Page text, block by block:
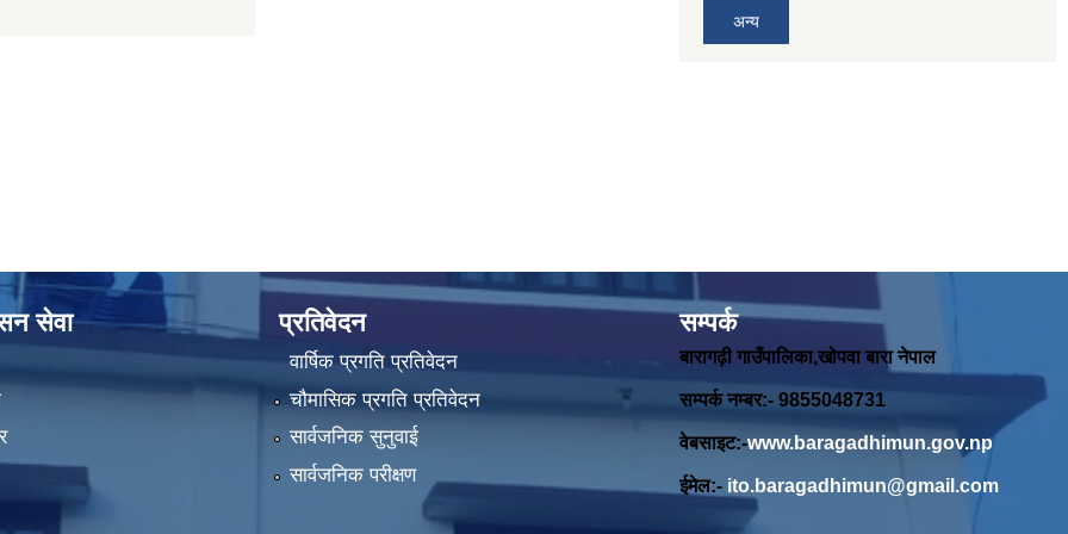
अन्य
सेवा प्रतिवेदन
वार्षिक प्रगति प्रतिवेदन
चौमासिक प्रगति प्रतिवेदन
सार्वजनिक सुनुवाई
सार्वजनिक परीक्षण
सम्पर्क
बारागढ़ी गाउँपालिका,खोपवा बारा नेपाल
सम्पर्क नम्बर:- 9855048731
वेबसाइट:-www.baragadhimun.gov.np
ईमेल:- ito.baragadhimun@gmail.com